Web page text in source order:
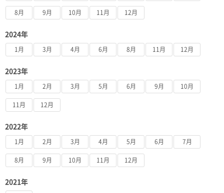
8月 9月 10月 11月 12月
2024年
1月 3月 4月 6月 8月 11月 12月
2023年
1月 2月 3月 5月 6月 9月 10月
11月 12月
2022年
1月 2月 3月 4月 5月 6月 7月
8月 9月 10月 11月 12月
2021年